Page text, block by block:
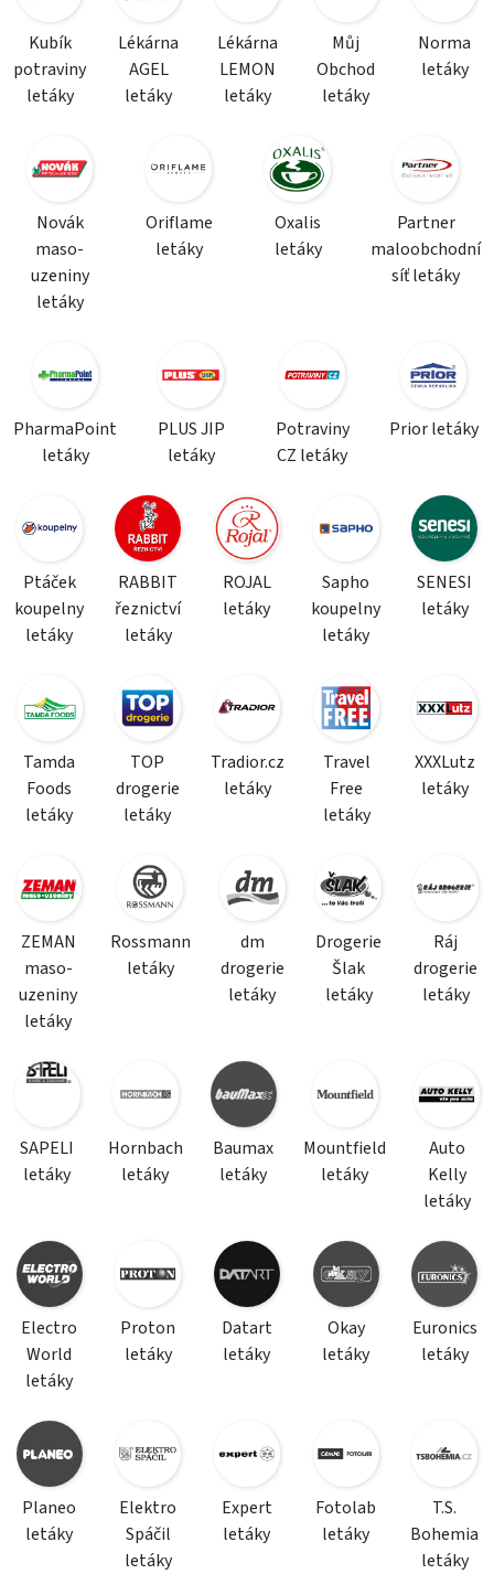
Kubík
potraviny
letáky
Lékárna
AGEL
letáky
Lékárna
LEMON
letáky
Můj
Obchod
letáky
Norma
letáky
Novák
maso-
uzeniny
letáky
Oriflame
letáky
Oxalis
letáky
Partner
maloobchodní
síť letáky
PharmaPoint
letáky
PLUS JIP
letáky
Potraviny
CZ letáky
Prior letáky
Ptáček
koupelny
letáky
RABBIT
řeznictví
letáky
ROJAL
letáky
Sapho
koupelny
letáky
SENESI
letáky
Tamda
Foods
letáky
TOP
drogerie
letáky
Tradior.cz
letáky
Travel
Free
letáky
XXXLutz
letáky
ZEMAN
maso-
uzeniny
letáky
Rossmann
letáky
dm
drogerie
letáky
Drogerie
Šlak
letáky
Ráj
drogerie
letáky
SAPELI
letáky
Hornbach
letáky
Baumax
letáky
Mountfield
letáky
Auto
Kelly
letáky
Electro
World
letáky
Proton
letáky
Datart
letáky
Okay
letáky
Euronics
letáky
Planeo
letáky
Elektro
Spáčil
letáky
Expert
letáky
Fotolab
letáky
T.S.
Bohemia
letáky